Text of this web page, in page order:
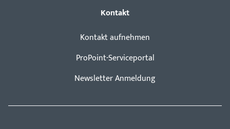
Kontakt
Kontakt aufnehmen
ProPoint-Serviceportal
Newsletter Anmeldung